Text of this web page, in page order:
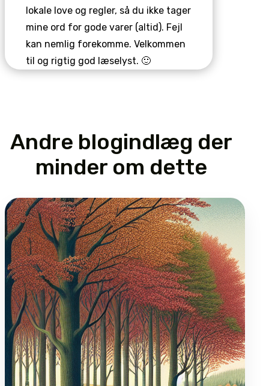
lokale love og regler, så du ikke tager
mine ord for gode varer (altid). Fejl
kan nemlig forekomme. Velkommen
til og rigtig god læselyst. 🙂
Andre blogindlæg der
minder om dette